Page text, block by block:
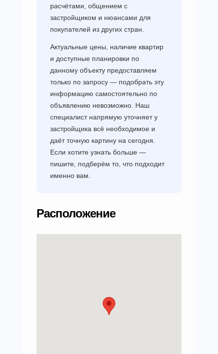
расчётами, общением с
застройщиком и нюансами для
покупателей из других стран.
Актуальные цены, наличие квартир
и доступные планировки по
данному объекту предоставляем
только по запросу — подобрать эту
информацию самостоятельно по
объявлению невозможно. Наш
специалист напрямую уточняет у
застройщика всё необходимое и
даёт точную картину на сегодня.
Если хотите узнать больше —
пишите, подберём то, что подходит
именно вам.
Расположение